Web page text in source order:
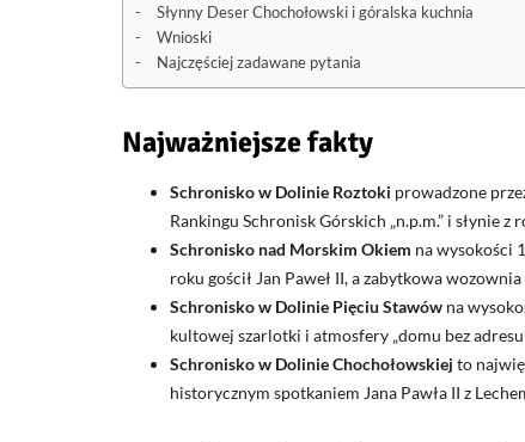
Słynny Deser Chochołowski i góralska kuchnia
Wnioski
Najczęściej zadawane pytania
Najważniejsze fakty
Schronisko w Dolinie Roztoki prowadzone
Rankingu Schronisk Górskich „n.p.m.” i słynie
Schronisko nad Morskim Okiem na wysokości
roku gościł Jan Paweł II, a zabytkowa
Schronisko w Dolinie Pięciu Stawów na
kultowej szarlotki i atmosfery „domu bez
Schronisko w Dolinie Chochołowskiej to
historycznym spotkaniem Jana Pawła II z